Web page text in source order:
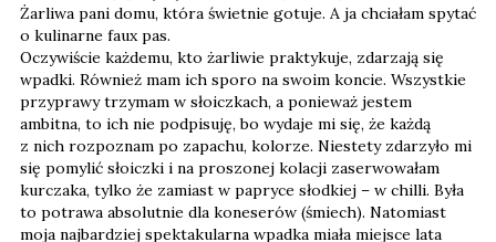
Żarliwa pani domu, która świetnie gotuje. A ja chciałam spytać
o kulinarne faux pas.
Oczywiście każdemu, kto żarliwie praktykuje, zdarzają się
wpadki. Również mam ich sporo na swoim koncie. Wszystkie
przyprawy trzymam w słoiczkach, a ponieważ jestem
ambitna, to ich nie podpisuję, bo wydaje mi się, że każdą
z nich rozpoznam po zapachu, kolorze. Niestety zdarzyło mi
się pomylić słoiczki i na proszonej kolacji zaserwowałam
kurczaka, tylko że zamiast w papryce słodkiej – w chilli. Była
to potrawa absolutnie dla koneserów (śmiech). Natomiast
moja najbardziej spektakularna wpadka miała miejsce lata